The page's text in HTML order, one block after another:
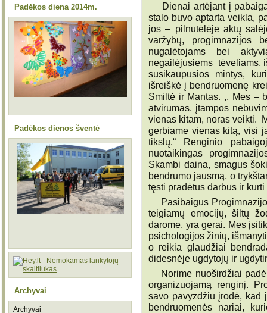
Padėkos diena 2014m.
Padėkos dienos šventė
Archyvai
Archyvai
Dienai artėjant į
stalo buvo aptarta veikla,
jos – pilnutėlėje aktų
varžybų, progimnazijos
nugalėtojams bei
negailėjusiems tėveliams,
susikaupusios mintys,
išreiškė į bendruomenę
Smiltė ir Mantas. ,, Mes –
atvirumas, įtampos
vienas kitam, noras veikti.
gerbiame vienas kitą, visi
tikslų.“ Renginio
nuotaikingas
Skambi daina, smagus
bendrumo jausmą, o
tęsti pradėtus darbus ir
Pasibaigus
teigiamų emocijų, šiltų
darome, yra gerai. Mes
psichologijos žinių,
o reikia glaudžiai
didesnėje ugdytojų ir
Norime nuoširdžiai
organizuojamą renginį.
savo pavyzdžiu įrodė, kad
bendruomenės nariai,